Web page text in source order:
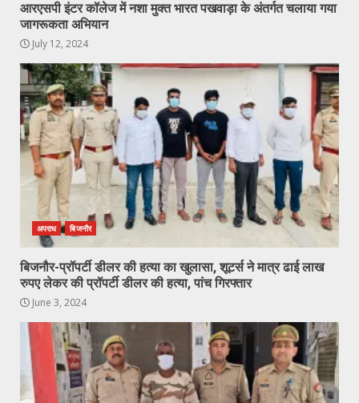
आरएसपी इंटर कॉलेज में नशा मुक्त भारत पखवाड़ा के अंतर्गत चलाया गया
जागरूकता अभियान
July 12, 2024
अपराध बिजनौर
बिजनौर-प्रॉपर्टी डीलर की हत्या का खुलासा, शूटर्स ने मात्र ढाई लाख
रुपए लेकर की प्रॉपर्टी डीलर की हत्या, पांच गिरफ्तार
June 3, 2024